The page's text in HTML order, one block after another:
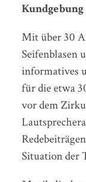
Mit über 30
Seifenblasen
informatives
für die etwa
vor dem
Situation der